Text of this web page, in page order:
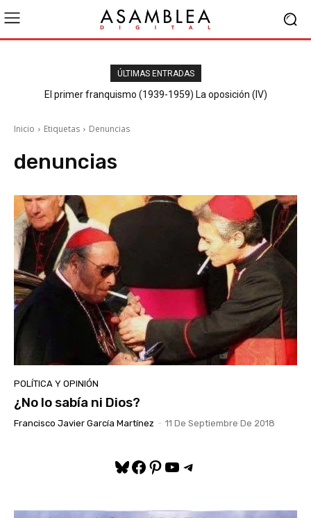
ÚLTIMAS ENTRADAS
El primer franquismo (1939-1959) La oposición (IV)
Inicio Etiquetas Denuncias
denuncias
POLÍTICA Y OPINIÓN
¿No lo sabía ni Dios?
Francisco Javier García Martínez - 11 De Septiembre De 2018
Bluesky
Facebook
Pinterest
YouTube
Telegram